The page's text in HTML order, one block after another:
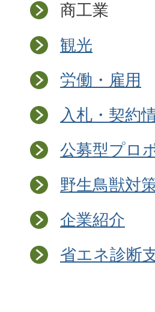
商工業
観光
労働・雇用
入札・契約
公募型プロ
野生鳥獣対
企業紹介
省エネ診断